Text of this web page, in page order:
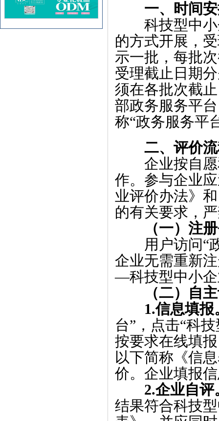
一、时间
科技型中小
的方式开展，
示一批，每批
受理截止日期
须在各批次截
部政务服务平
称“政务服务平
二、评价
企业按自
作。参与企业
业评价办法》
的有关要求，
（一） 注
用户访问“
企业无需重新
—科技型中小企
（二）
自
1.信息填报
台”，点击“科
按要求在线填
以下简称《信
价。企业填报
2.企业自评
结果符合科技